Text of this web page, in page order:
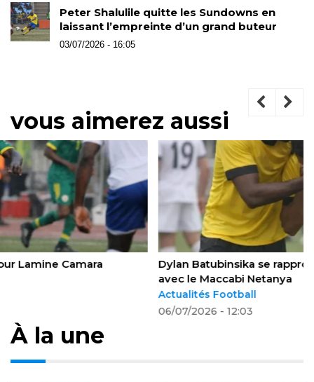
Peter Shalulile quitte les Sundowns en
laissant l’empreinte d’un grand buteur
03/07/2026 - 16:05
vous aimerez aussi
Dylan Batubinsika se rapproche d’un retour en Israël
À la une